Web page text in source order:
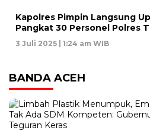
Kapolres Pimpin Langsung
Pangkat 30 Personel Polres
3 Juli 2025 | 1:24 am WIB
BANDA ACEH